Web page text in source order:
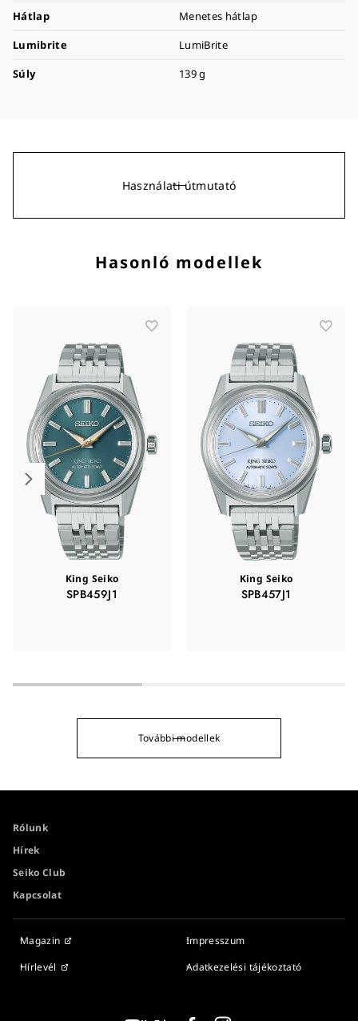
Hátlap
Menetes hátlap
Lumibrite
LumiBrite
Súly
139 g
Használati útmutató
Hasonló modellek
King Seiko
SPB459J1
King Seiko
SPB457J1
További modellek
Rólunk
Hírek
Seiko Club
Kapcsolat
Magazin
Hírlevél
Impresszum
Adatkezelési tájékoztató